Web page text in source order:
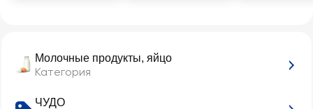
Молочные продукты, яйцо
Категория
ЧУДО